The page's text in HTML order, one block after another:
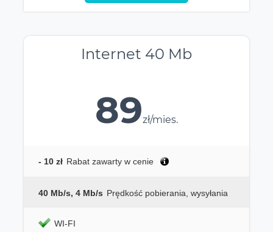
Internet 40 Mb
89zł/mies.
- 10 zł Rabat zawarty w cenie
40 Mb/s, 4 Mb/s Prędkość pobierania, wysyłania
WI-FI